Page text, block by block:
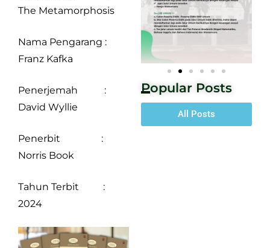
The Metamorphosis
Nama Pengarang :
Franz Kafka
Penerjemah :
David Wyllie
Penerbit :
Norris Book
Tahun Terbit :
2024
Popular Posts
All Posts